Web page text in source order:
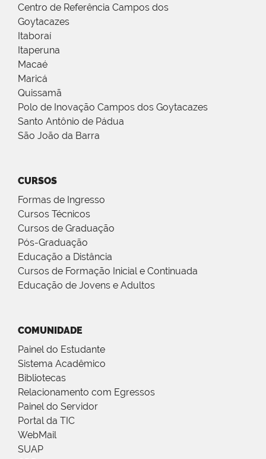
Centro de Referência Campos dos
Goytacazes
Itaboraí
Itaperuna
Macaé
Maricá
Quissamã
Polo de Inovação Campos dos Goytacazes
Santo Antônio de Pádua
São João da Barra
CURSOS
Formas de Ingresso
Cursos Técnicos
Cursos de Graduação
Pós-Graduação
Educação a Distância
Cursos de Formação Inicial e Continuada
Educação de Jovens e Adultos
COMUNIDADE
Painel do Estudante
Sistema Acadêmico
Bibliotecas
Relacionamento com Egressos
Painel do Servidor
Portal da TIC
WebMail
SUAP